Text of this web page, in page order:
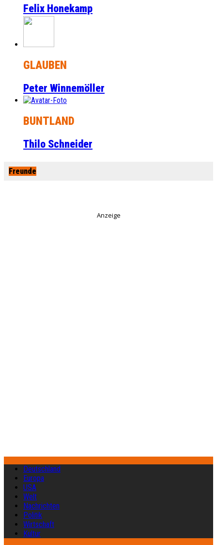
Felix Honekamp
GLAUBEN
Peter Winnemöller
BUNTLAND
Thilo Schneider
Freunde
Anzeige
Deutschland
Europa
USA
Welt
Nachrichten
Politik
Wirtschaft
Kultur